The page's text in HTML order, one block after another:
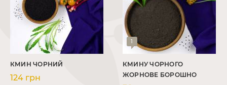
КМИН ЧОРНИЙ
124 грн
1
КМИНУ ЧОРНОГО
ЖОРНОВЕ БОРОШНО